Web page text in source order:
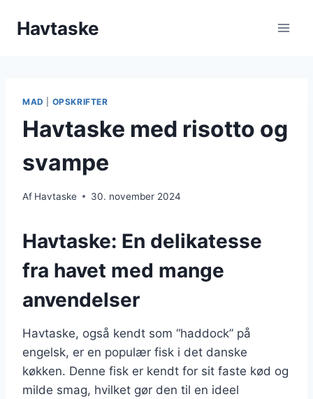
Havtaske
MAD OPSKRIFTER
Havtaske med risotto og
svampe
Af Havtaske 30. november 2024
Havtaske: En delikatesse
fra havet med mange
anvendelser
Havtaske, også kendt som “haddock” på
engelsk, er en populær fisk i det danske
køkken. Denne fisk er kendt for sit faste kød og
milde smag, hvilket gør den til en ideel